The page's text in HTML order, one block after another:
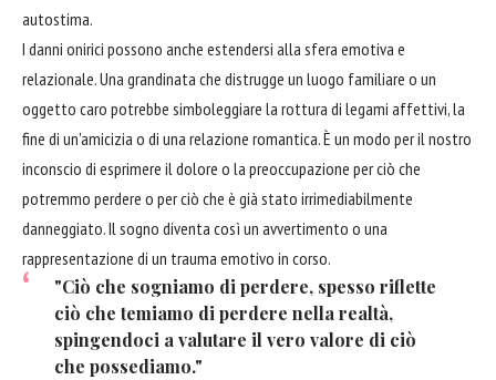
autostima.
I danni onirici possono anche estendersi alla sfera emotiva e
relazionale. Una grandinata che distrugge un luogo familiare o un
oggetto caro potrebbe simboleggiare la rottura di legami affettivi, la
fine di un'amicizia o di una relazione romantica. È un modo per il nostro
inconscio di esprimere il dolore o la preoccupazione per ciò che
potremmo perdere o per ciò che è già stato irrimediabilmente
danneggiato. Il sogno diventa così un avvertimento o una
rappresentazione di un trauma emotivo in corso.
"Ciò che sogniamo di perdere, spesso riflette
ciò che temiamo di perdere nella realtà,
spingendoci a valutare il vero valore di ciò
che possediamo."